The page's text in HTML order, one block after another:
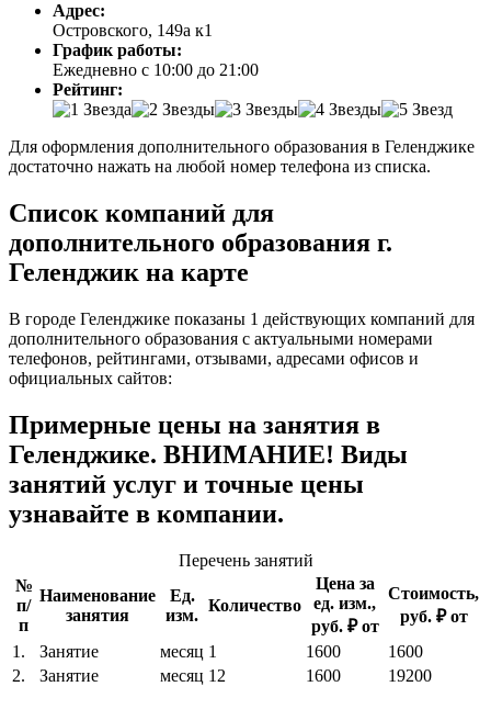
Адрес:
Островского, 149а к1
График работы:
Ежедневно с 10:00 до 21:00
Рейтинг:
Для оформления дополнительного образования в Геленджике
достаточно нажать на любой номер телефона из списка.
Список компаний для
дополнительного образования г.
Геленджик на карте
В городе Геленджике показаны 1 действующих компаний для
дополнительного образования с актуальными номерами
телефонов, рейтингами, отзывами, адресами офисов и
официальных сайтов:
Примерные цены на занятия в
Геленджике. ВНИМАНИЕ! Виды
занятий услуг и точные цены
узнавайте в компании.
Перечень занятий
№
п/
п
Наименование
занятия
Ед.
изм.
Количество
Цена за
ед. изм.,
руб. ₽ от
Стоимость,
руб. ₽ от
1.
Занятие месяц 1 1600
1600
2.
Занятие месяц 12 1600 19200